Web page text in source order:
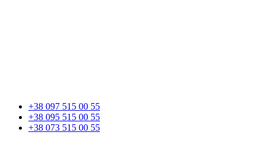
+38 097 515 00 55
+38 095 515 00 55
+38 073 515 00 55